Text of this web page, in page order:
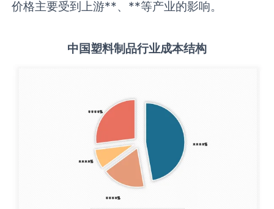
价格主要受到上游**、**等产业的影响。
中国塑料制品行业成本结构